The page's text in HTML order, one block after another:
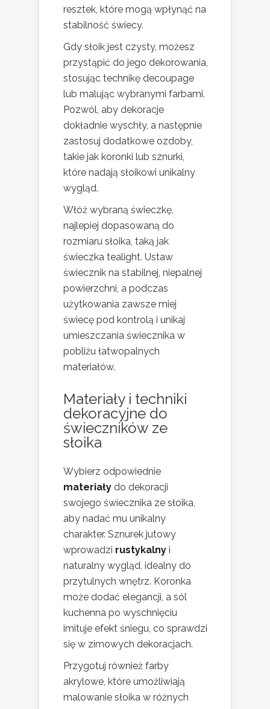
resztek, które mogą wpłynąć na
stabilność świecy.
Gdy słoik jest czysty, możesz
przystąpić do jego dekorowania,
stosując technikę decoupage
lub malując wybranymi farbami.
Pozwól, aby dekoracje
dokładnie wyschły, a następnie
zastosuj dodatkowe ozdoby,
takie jak koronki lub sznurki,
które nadają słoikowi unikalny
wygląd.
Włóż wybraną świeczkę,
najlepiej dopasowaną do
rozmiaru słoika, taką jak
świeczka tealight. Ustaw
świecznik na stabilnej, niepalnej
powierzchni, a podczas
użytkowania zawsze miej
świecę pod kontrolą i unikaj
umieszczania świecznika w
pobliżu łatwopalnych
materiałów.
Materiały i techniki
dekoracyjne do
świeczników ze
słoika
Wybierz odpowiednie
materiały do dekoracji
swojego świecznika ze słoika,
aby nadać mu unikalny
charakter. Sznurek jutowy
wprowadzi rustykalny i
naturalny wygląd, idealny do
przytulnych wnętrz. Koronka
może dodać elegancji, a sól
kuchenna po wyschnięciu
imituje efekt śniegu, co sprawdzi
się w zimowych dekoracjach.
Przygotuj również farby
akrylowe, które umożliwiają
malowanie słoika w różnych